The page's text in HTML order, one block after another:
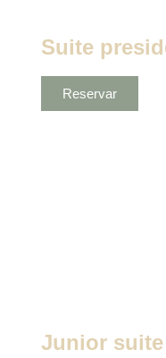
Suite
Reservar
Junior